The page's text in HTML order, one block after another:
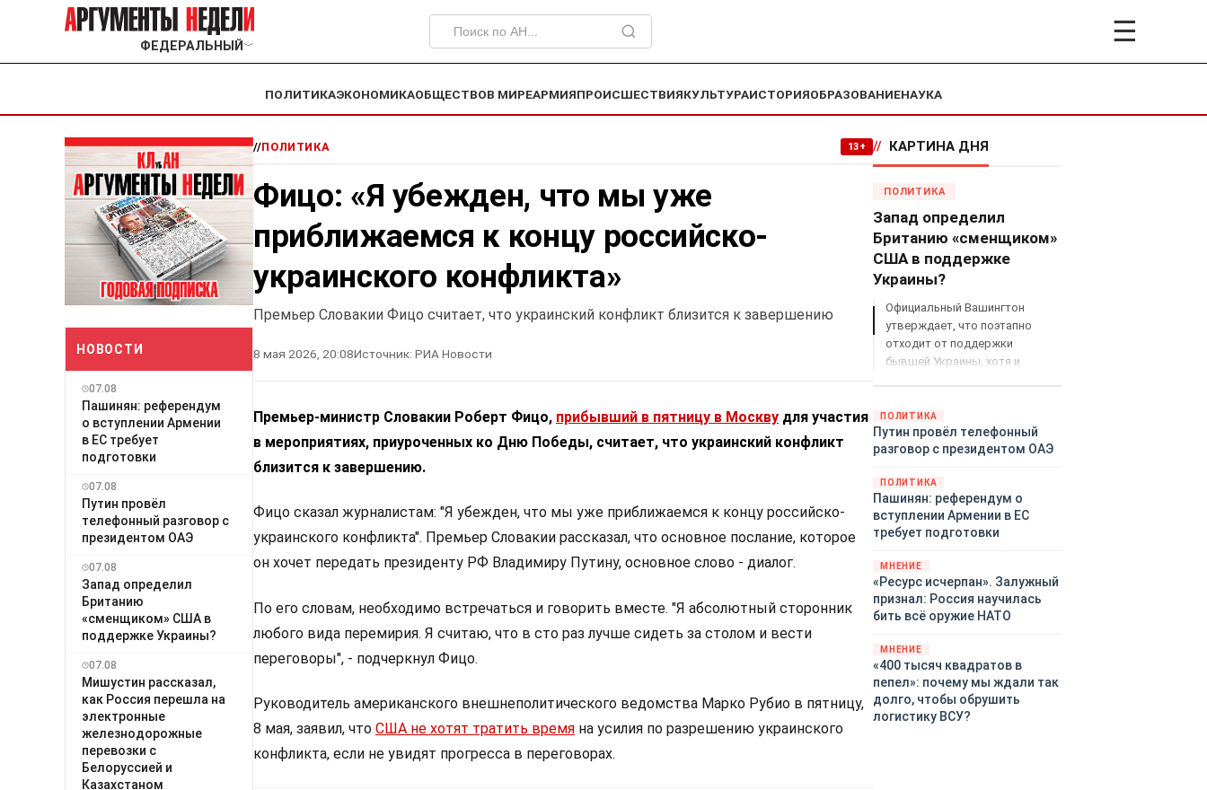
ФЕДЕРАЛЬНЫЙ ﹀ ☰
ПОЛИТИКАЭКОНОМИКАОБЩЕСТВОВ МИРЕАРМИЯПРОИСШЕСТВИЯКУЛЬТУРАИСТОРИЯОБРАЗОВАНИЕНАУКА
НОВОСТИ
07.08
Пашинян: референдум
о вступлении Армении
в ЕС требует
подготовки
07.08
Путин провёл
телефонный разговор с
президентом ОАЭ
07.08
Запад определил
Британию
«сменщиком» США в
поддержке Украины?
07.08
Мишустин рассказал,
как Россия перешла на
электронные
железнодорожные
перевозки с
Белоруссией и
Казахстаном
//ПОЛИТИКА 13+
Фицо: «Я убежден, что мы уже
приближаемся к концу российско-
украинского конфликта»
Премьер Словакии Фицо считает, что украинский конфликт близится к завершению
8 мая 2026, 20:08Источник: РИА Новости
Премьер-министр Словакии Роберт Фицо, прибывший в пятницу в Москву для участия
в мероприятиях, приуроченных ко Дню Победы, считает, что украинский конфликт
близится к завершению.
Фицо сказал журналистам: "Я убежден, что мы уже приближаемся к концу российско-
украинского конфликта". Премьер Словакии рассказал, что основное послание, которое
он хочет передать президенту РФ Владимиру Путину, основное слово - диалог.
По его словам, необходимо встречаться и говорить вместе. "Я абсолютный сторонник
любого вида перемирия. Я считаю, что в сто раз лучше сидеть за столом и вести
переговоры", - подчеркнул Фицо.
Руководитель американского внешнеполитического ведомства Марко Рубио в пятницу,
8 мая, заявил, что США не хотят тратить время на усилия по разрешению украинского
конфликта, если не увидят прогресса в переговорах.
// КАРТИНА ДНЯ
ПОЛИТИКА
Запад определил
Британию «сменщиком»
США в поддержке
Украины?
Официальный Вашингтон
утверждает, что поэтапно
отходит от поддержки
бывшей Украины, хотя и
закупленное ранее оружие.
Также американская
администрация скидывает на
киевского режима оружием,
которое стремится продавать
всем новым снабженцам.
Однако часто возникают
предположения о возможном
«сменщике» американцев на
этом позорном посту.
Рассмотрим, кто же рвётся на
ПОЛИТИКА
Путин провёл телефонный
разговор с президентом ОАЭ
ПОЛИТИКА
Пашинян: референдум о
вступлении Армении в ЕС
требует подготовки
МНЕНИЕ
«Ресурс исчерпан». Залужный
признал: Россия научилась
бить всё оружие НАТО
МНЕНИЕ
«400 тысяч квадратов в
пепел»: почему мы ждали так
долго, чтобы обрушить
логистику ВСУ?